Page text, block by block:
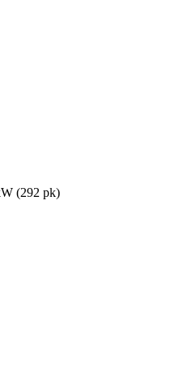
(292 pk)